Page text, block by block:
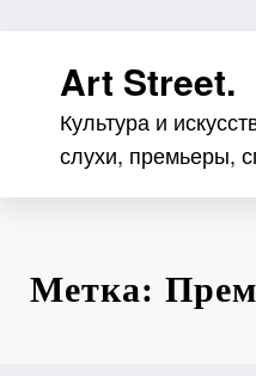
содержимомуArt Street.
Культура и
слухи, премьеры,
Метка: